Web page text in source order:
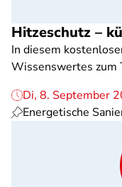
Hitzeschutz –
In diesem
Wissenswertes zum
Di, 8. September
Energetische